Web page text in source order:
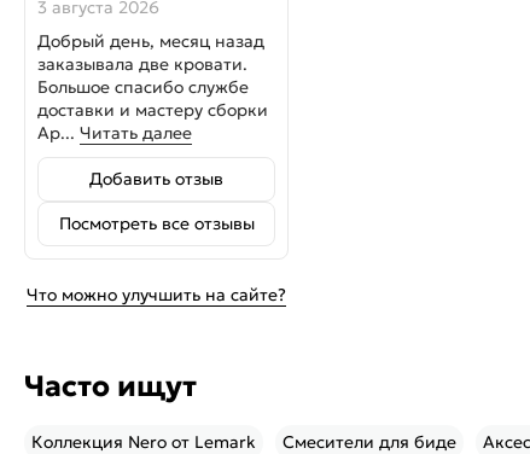
3 августа 2026
Добрый день, месяц назад
заказывала две кровати.
Большое спасибо службе
доставки и мастеру сборки
Ар... Читать далее
Добавить отзыв
Посмотреть все отзывы
Что можно улучшить на сайте?
Часто ищут
Коллекция Nero от Lemark Смесители для биде